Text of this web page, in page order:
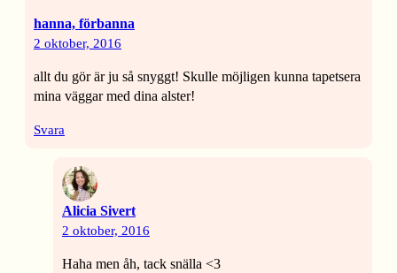
hanna, förbanna
2 oktober, 2016
allt du gör är ju så snyggt! Skulle möjligen kunna tapetsera
mina väggar med dina alster!
Svara
Alicia Sivert
2 oktober, 2016
Haha men åh, tack snälla <3